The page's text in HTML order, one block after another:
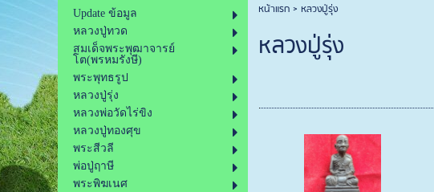
Update ข้อมูล
หลวงปู่ทวด
สมเด็จพระพุฒาจารย์
โต(พรหมรังษี)
พระพุทธรูป
หลวงปู่รุ่ง
หลวงพ่อวัดไร่ขิง
หลวงปู่ทองศุข
พระสีวลี
พ่อปู่ฤาษี
พระพิฆเนศ
หน้าแรก> หลวงปู่รุ่ง
หลวงปู่รุ่ง